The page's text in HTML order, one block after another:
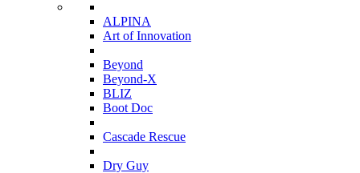
ALPINA
Art of Innovation
Beyond
Beyond-X
BLIZ
Boot Doc
Cascade Rescue
Dry Guy